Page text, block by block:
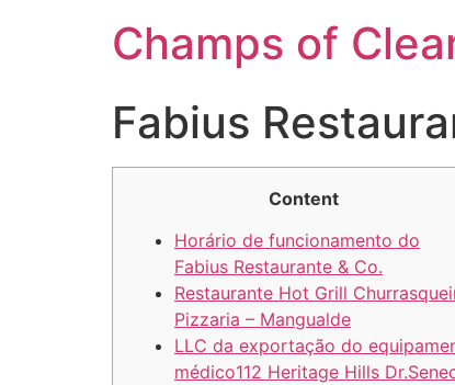
Champs of
Fabius
Content
Horário de funcionamento do
Fabius Restaurante & Co.
Restaurante Hot Grill
Pizzaria – Mangualde
LLC da exportação do
médico112 Heritage Hills